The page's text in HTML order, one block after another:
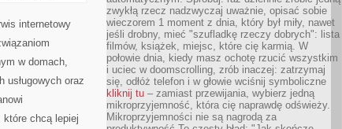
internetowy
w domach,
usługowych oraz
które chcą lepiej
zwykłą rzecz nadzwyczaj uważnie, opisać sobie
wieczorem 1 moment z dnia, który był miły, nawet
jeśli drobny, mieć "szufladkę rzeczy dobrych": lista
filmów, książek, miejsc, które cię karmią. W
połowie dnia, kiedy masz ochotę rzucić wszystkim
i uciec w doomscrolling, zrób inaczej: zatrzymaj
się, odłóż telefon i w głowie wciśnij symboliczne
kliknij tu – zamiast przewijania, wybierz jedną
mikroprzyjemność, która cię naprawdę odświeży.
Mikroprzyjemności nie są nagrodą za